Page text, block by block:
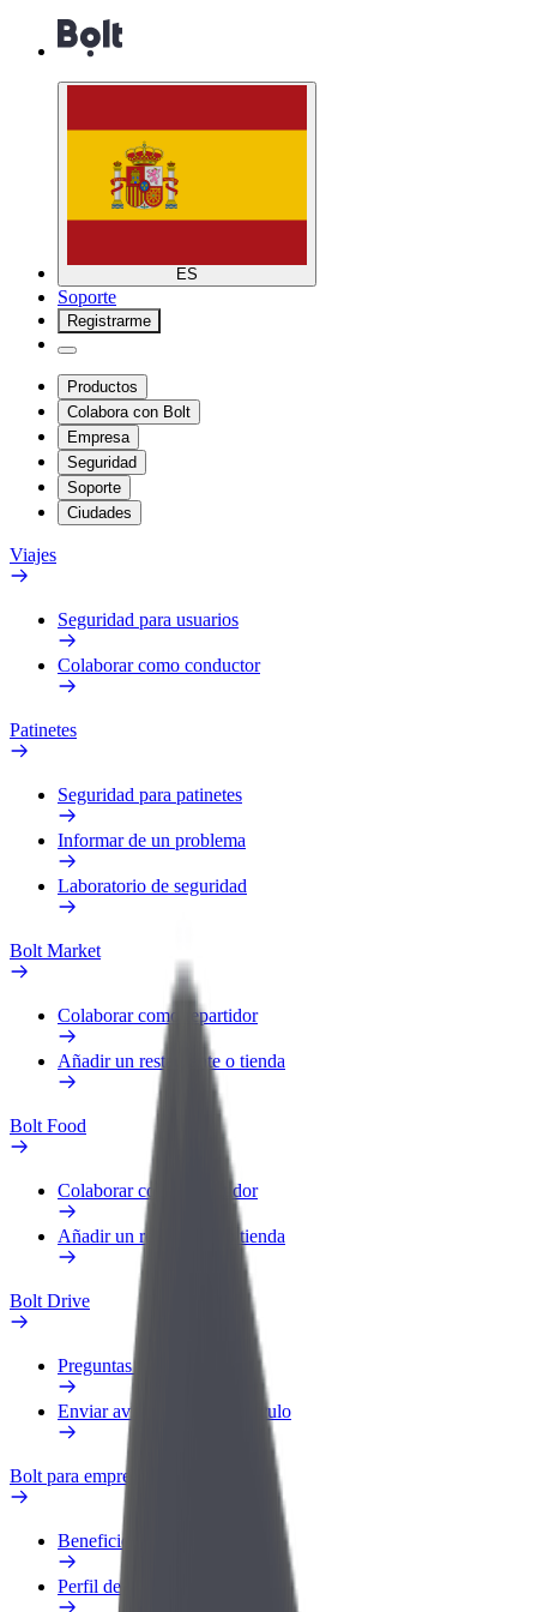
ES
Soporte
Registrarme
Productos
Colabora con Bolt
Empresa
Seguridad
Soporte
Ciudades
Viajes
Seguridad para usuarios
Colaborar como conductor
Patinetes
Seguridad para patinetes
Informar de un problema
Laboratorio de seguridad
Bolt Market
Colaborar como repartidor
Añadir un restaurante o tienda
Bolt Food
Colaborar como repartidor
Añadir un restaurante o tienda
Bolt Drive
Preguntas frecuentes
Enviar aviso sobre un vehículo
Bolt para empresas
Beneficios
Perfil de trabajo